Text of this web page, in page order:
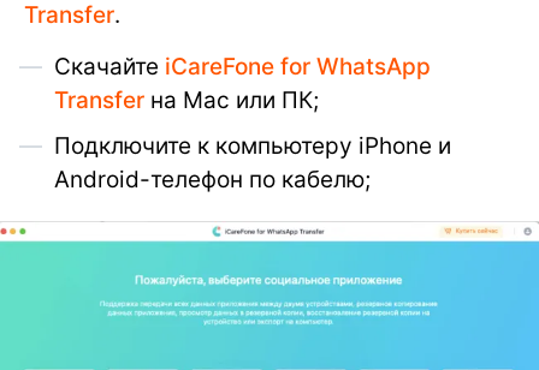
Transfer.
Скачайте iCareFone for WhatsApp
Transfer на Mac или ПК;
Подключите к компьютеру iPhone и
Android-телефон по кабелю;